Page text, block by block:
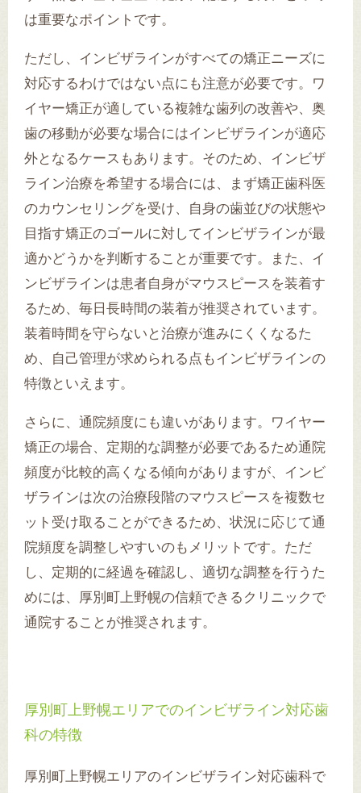
は重要なポイントです。
ただし、インビザラインがすべての矯正ニーズに
対応するわけではない点にも注意が必要です。ワ
イヤー矯正が適している複雑な歯列の改善や、奥
歯の移動が必要な場合にはインビザラインが適応
外となるケースもあります。そのため、インビザ
ライン治療を希望する場合には、まず矯正歯科医
のカウンセリングを受け、自身の歯並びの状態や
目指す矯正のゴールに対してインビザラインが最
適かどうかを判断することが重要です。また、イ
ンビザラインは患者自身がマウスピースを装着す
るため、毎日長時間の装着が推奨されています。
装着時間を守らないと治療が進みにくくなるた
め、自己管理が求められる点もインビザラインの
特徴といえます。
さらに、通院頻度にも違いがあります。ワイヤー
矯正の場合、定期的な調整が必要であるため通院
頻度が比較的高くなる傾向がありますが、インビ
ザラインは次の治療段階のマウスピースを複数セ
ット受け取ることができるため、状況に応じて通
院頻度を調整しやすいのもメリットです。ただ
し、定期的に経過を確認し、適切な調整を行うた
めには、厚別町上野幌の信頼できるクリニックで
通院することが推奨されます。
厚別町上野幌エリアでのインビザライン対応歯
科の特徴
厚別町上野幌エリアのインビザライン対応歯科で